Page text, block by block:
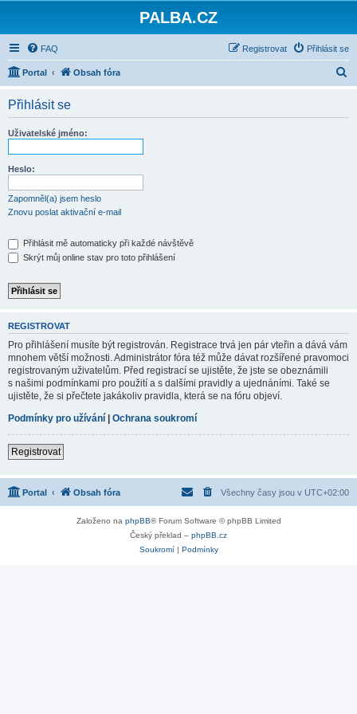
PALBA.CZ
FAQ Přihlásit se
Registrovat
Portal Obsah fóra
Přihlásit se
Uživatelské jméno:
Heslo:
Zapomněl(a) jsem heslo
Znovu poslat aktivační e-mail
Přihlásit mě automaticky při každé návštěvě
Skrýt můj online stav pro toto přihlášení
REGISTROVAT
Pro přihlášení musíte být registrován. Registrace trvá jen pár vteřin a dává vám
mnohem větší možnosti. Administrátor fóra též může dávat rozšířené pravomoci
registrovaným uživatelům. Před registrací se ujistěte, že jste se obeznámili
s našimi podmínkami pro použití a s dalšími pravidly a ujednáními. Také se
ujistěte, že si přečtete jakákoliv pravidla, která se na fóru objeví.
Podmínky pro užívání | Ochrana soukromí
Registrovat
Portal Obsah fóra Všechny časy jsou v UTC+02:00
Založeno na phpBB® Forum Software © phpBB Limited
Český překlad – phpBB.cz
Soukromí| Podmínky